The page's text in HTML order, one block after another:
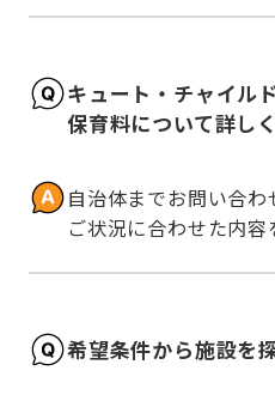
キュート・チャイル
保育料について詳し
自治体までお問い合
ご状況に合わせた内容
希望条件から施設を